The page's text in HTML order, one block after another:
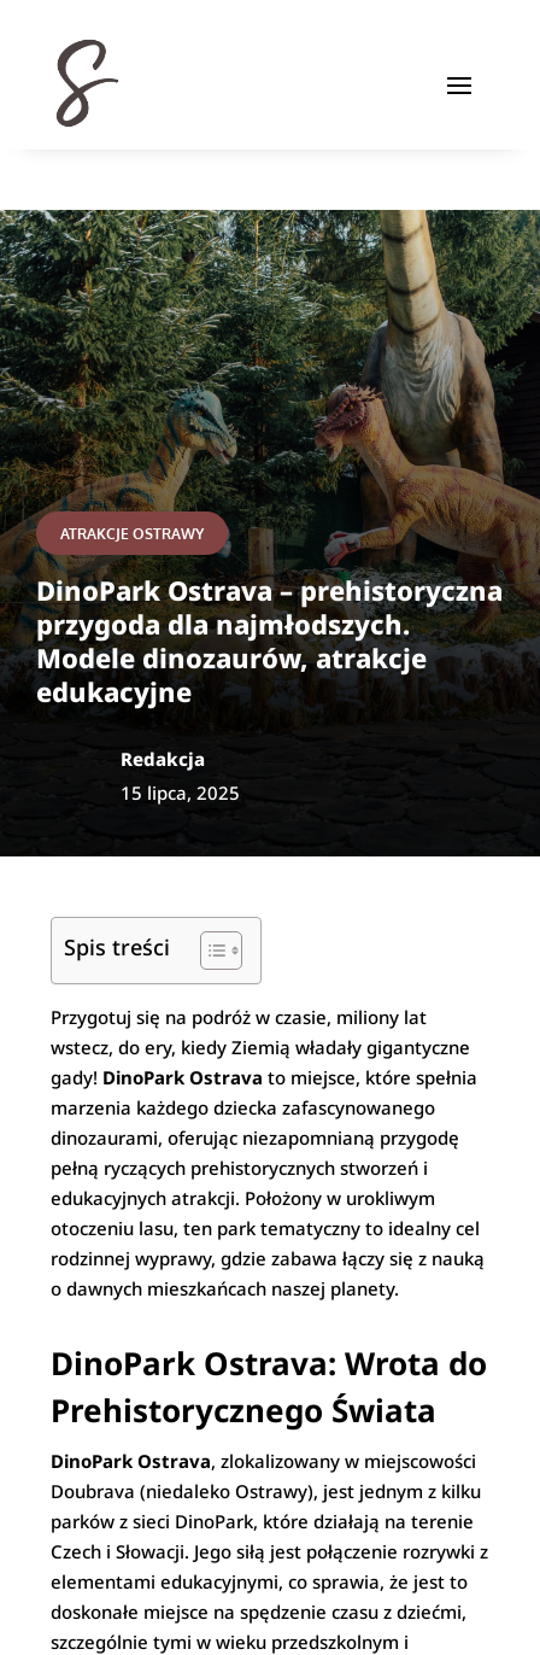
ATRAKCJE OSTRAWY
DinoPark Ostrava – prehistoryczna
przygoda dla najmłodszych.
Modele dinozaurów, atrakcje
edukacyjne
Redakcja
15 lipca, 2025
Spis treści
Przygotuj się na podróż w czasie, miliony lat
wstecz, do ery, kiedy Ziemią władały gigantyczne
gady! DinoPark Ostrava to miejsce, które spełnia
marzenia każdego dziecka zafascynowanego
dinozaurami, oferując niezapomnianą przygodę
pełną ryczących prehistorycznych stworzeń i
edukacyjnych atrakcji. Położony w urokliwym
otoczeniu lasu, ten park tematyczny to idealny cel
rodzinnej wyprawy, gdzie zabawa łączy się z nauką
o dawnych mieszkańcach naszej planety.
DinoPark Ostrava: Wrota do
Prehistorycznego Świata
DinoPark Ostrava, zlokalizowany w miejscowości
Doubrava (niedaleko Ostrawy), jest jednym z kilku
parków z sieci DinoPark, które działają na terenie
Czech i Słowacji. Jego siłą jest połączenie rozrywki z
elementami edukacyjnymi, co sprawia, że jest to
doskonałe miejsce na spędzenie czasu z dziećmi,
szczególnie tymi w wieku przedszkolnym i